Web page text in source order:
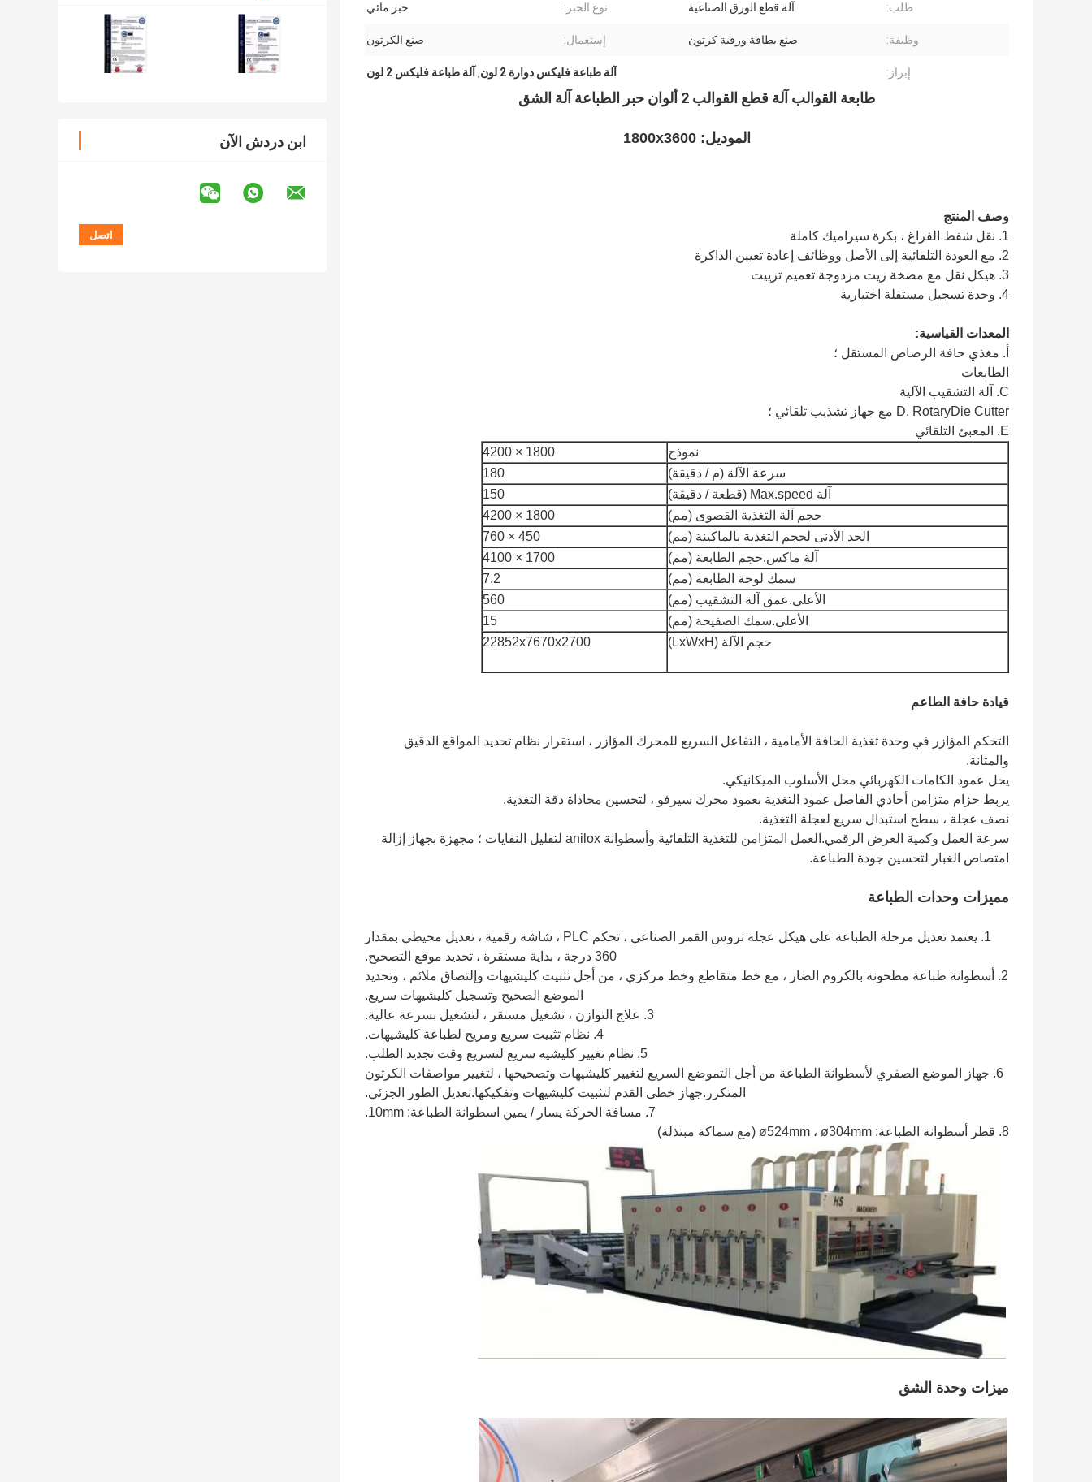
ابن دردش الآن
طلب: آلة قطع الورق الصناعية نوع الحبر: حبر مائي
وظيفة: صنع بطاقة ورقية كرتون إستعمال: صنع الكرتون
إبراز: آلة طباعة فليكس دوارة 2 لون , آلة طباعة فليكس 2 لون
طابعة القوالب آلة قطع القوالب 2 ألوان حبر الطباعة آلة الشق
الموديل: 1800x3600
وصف المنتج
1. نقل شفط الفراغ ، بكرة سيراميك كاملة
2. مع العودة التلقائية إلى الأصل ووظائف إعادة تعيين الذاكرة
3. هيكل نقل مع مضخة زيت مزدوجة تعميم تزييت
4. وحدة تسجيل مستقلة اختيارية
المعدات القياسية:
أ. مغذي حافة الرصاص المستقل ؛
الطابعات
C. آلة التشقيب الآلية
D. RotaryDie Cutter مع جهاز تشذيب تلقائي ؛
E. المعبئ التلقائي
نموذج
1800 × 4200
سرعة الآلة (م / دقيقة)
180
آلة Max.speed (قطعة / دقيقة)
150
حجم آلة التغذية القصوى (مم)
1800 × 4200
الحد الأدنى لحجم التغذية بالماكينة (مم)
450 × 760
آلة ماكس.حجم الطابعة (مم)
1700 × 4100
سمك لوحة الطابعة (مم)
7.2
الأعلى.عمق آلة التشقيب (مم)
560
الأعلى.سمك الصفيحة (مم)
15
حجم الآلة (LxWxH)
22852x7670x2700
قيادة حافة الطاعم
التحكم المؤازر في وحدة تغذية الحافة الأمامية ، التفاعل السريع للمحرك المؤازر ، استقرار نظام تحديد المواقع الدقيق
والمتانة.
يحل عمود الكامات الكهربائي محل الأسلوب الميكانيكي.
يربط حزام متزامن أحادي الفاصل عمود التغذية بعمود محرك سيرفو ، لتحسين محاذاة دقة التغذية.
نصف عجلة ، سطح استبدال سريع لعجلة التغذية.
سرعة العمل وكمية العرض الرقمي.العمل المتزامن للتغذية التلقائية وأسطوانة anilox لتقليل النفايات ؛ مجهزة بجهاز إزالة
امتصاص الغبار لتحسين جودة الطباعة.
مميزات وحدات الطباعة
1. يعتمد تعديل مرحلة الطباعة على هيكل عجلة تروس القمر الصناعي ، تحكم PLC ، شاشة رقمية ، تعديل محيطي بمقدار
360 درجة ، بداية مستقرة ، تحديد موقع التصحيح.
2. أسطوانة طباعة مطحونة بالكروم الضار ، مع خط متقاطع وخط مركزي ، من أجل تثبيت كليشيهات وإلتصاق ملائم ، وتحديد
الموضع الصحيح وتسجيل كليشيهات سريع.
3. علاج التوازن ، تشغيل مستقر ، لتشغيل بسرعة عالية.
4. نظام تثبيت سريع ومريح لطباعة كليشيهات.
5. نظام تغيير كليشيه سريع لتسريع وقت تجديد الطلب.
6. جهاز الموضع الصفري لأسطوانة الطباعة من أجل التموضع السريع لتغيير كليشيهات وتصحيحها ، لتغيير مواصفات الكرتون
المتكرر.جهاز خطى القدم لتثبيت كليشيهات وتفكيكها.تعديل الطور الجزئي.
7. مسافة الحركة يسار / يمين اسطوانة الطباعة: 10mm.
8. قطر أسطوانة الطباعة: ø524mm ، ø304mm (مع سماكة مبتذلة)
ميزات وحدة الشق